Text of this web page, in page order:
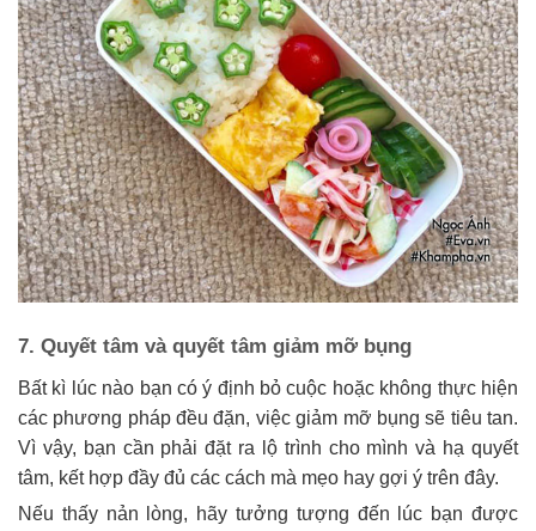
7. Quyết tâm và quyết tâm giảm mỡ bụng
Bất kì lúc nào bạn có ý định bỏ cuộc hoặc không thực hiện
các phương pháp đều đặn, việc giảm mỡ bụng sẽ tiêu tan.
Vì vậy, bạn cần phải đặt ra lộ trình cho mình và hạ quyết
tâm, kết hợp đầy đủ các cách mà mẹo hay gợi ý trên đây.
Nếu thấy nản lòng, hãy tưởng tượng đến lúc bạn được